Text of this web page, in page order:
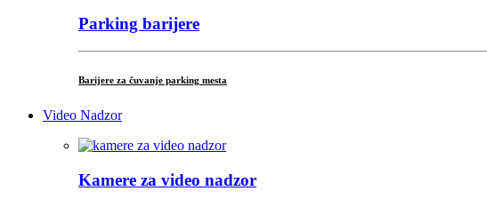
Parking barijere
Barijere za čuvanje parking mesta
Video Nadzor
Kamere za video nadzor